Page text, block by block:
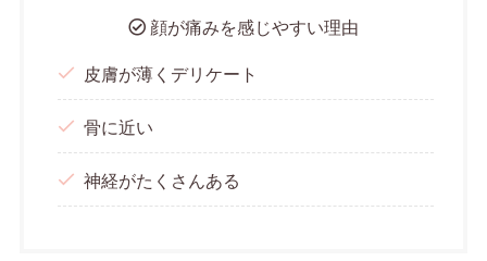
顔が痛みを感じやすい理由
皮膚が薄くデリケート
骨に近い
神経がたくさんある